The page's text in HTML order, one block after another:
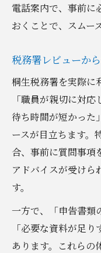
電話案内で、事前に
おくことで、スムー
税務署レビューか
桐生税務署を実際に
「職員が親切に対
待ち時間が短かった
ースが目立ちます。
合、事前に質問事項
アドバイスが受けら
す。
一方で、「申告書類
「必要な資料が足
あります。これらの